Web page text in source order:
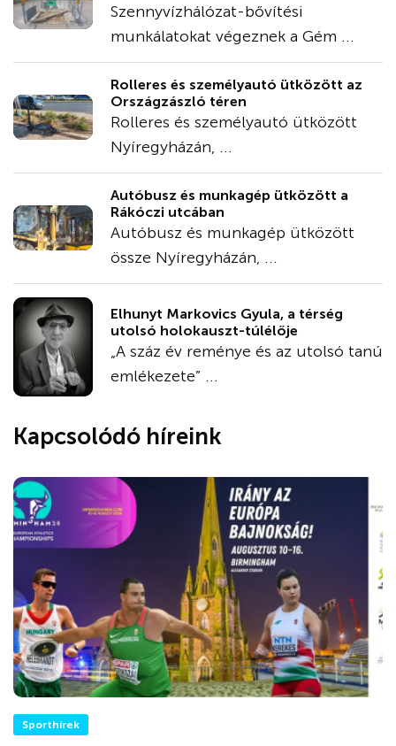
Szennyvízhálózat-bővítési
munkálatokat végeznek a Gém ...
Rolleres és személyautó ütközött az
Országzászló téren
Rolleres és személyautó ütközött
Nyíregyházán, ...
Autóbusz és munkagép ütközött a
Rákóczi utcában
Autóbusz és munkagép ütközött
össze Nyíregyházán, ...
Elhunyt Markovics Gyula, a térség
utolsó holokauszt-túlélője
„A száz év reménye és az utolsó tanú
emlékezete” ...
Kapcsolódó híreink
Sporthírek